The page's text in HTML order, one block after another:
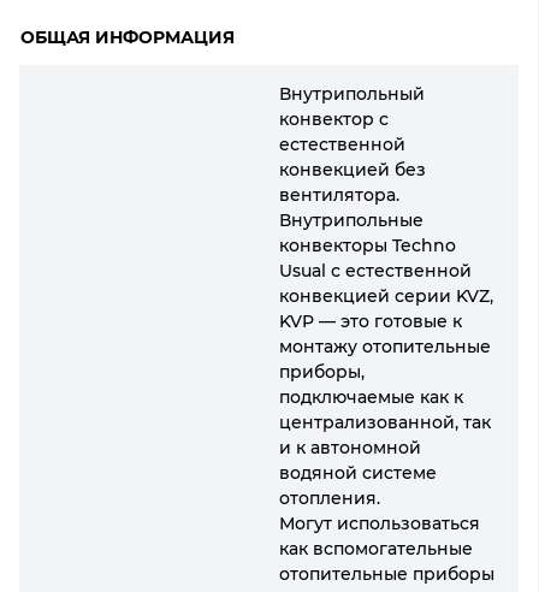
ОБЩАЯ ИНФОРМАЦИЯ
Внутрипольный
конвектор с
естественной
конвекцией без
вентилятора.
Внутрипольные
конвекторы Techno
Usual с естественной
конвекцией серии KVZ,
KVP — это готовые к
монтажу отопительные
приборы,
подключаемые как к
централизованной, так
и к автономной
водяной системе
отопления.
Могут использоваться
как вспомогательные
отопительные приборы